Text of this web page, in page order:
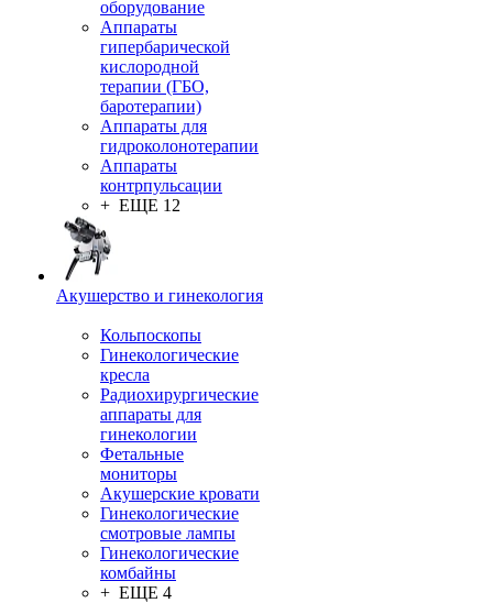
оборудование
Аппараты
гипербарической
кислородной
терапии (ГБО,
баротерапии)
Аппараты для
гидроколонотерапии
Аппараты
контрпульсации
+ ЕЩЕ 12
Акушерство и гинекология
Кольпоскопы
Гинекологические
кресла
Радиохирургические
аппараты для
гинекологии
Фетальные
мониторы
Акушерские кровати
Гинекологические
смотровые лампы
Гинекологические
комбайны
+ ЕЩЕ 4